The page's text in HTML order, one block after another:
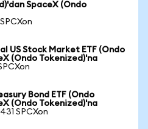
SpaceX (Ondo
US Stock Market ETF (Ondo
(Ondo Tokenized)'na
Bond ETF (Ondo
(Ondo Tokenized)'na
SPCXon